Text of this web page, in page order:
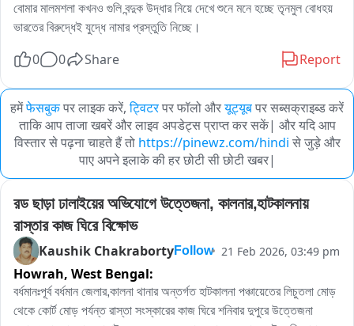
বোমার মালমশলা কখনও গুলি বন্দুক উদ্ধার নিয়ে দেখে শুনে মনে হচ্ছে তৃনমুল বোধহয়
ভারতের বিরুদ্ধেই যুদ্ধে নামার প্রস্তুতি নিচ্ছে।
0 0 Share Report
हमेंफेसबुकपर लाइक करें, ट्विटरपर फॉलो औरयूट्यूबपर सब्सक्राइब्ड करें
ताकि आप ताजा खबरें और लाइव अपडेट्स प्राप्त कर सकें| और यदि आप
विस्तार से पढ़ना चाहते हैं तो https://pinewz.com/hindi से जुड़े और
पाए अपने इलाके की हर छोटी सी छोटी खबर|
রড ছাড়া ঢালাইয়ের অভিযোগে উত্তেজনা, কালনার,হাটকালনায়
রাস্তার কাজ ঘিরে বিক্ষোভ
Kaushik ChakrabortyFollow 21 Feb 2026, 03:49 pm
Howrah, West Bengal:
বর্ধমানঃপূর্ব বর্ধমান জেলার,কালনা থানার অন্তর্গত হাটকালনা পঞ্চায়েতের লিচুতলা মোড়
থেকে কোর্ট মোড় পর্যন্ত রাস্তা সংস্কারের কাজ ঘিরে শনিবার দুপুরে উত্তেজনা